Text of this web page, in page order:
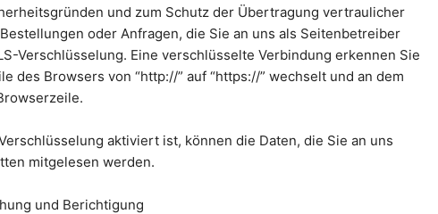
und zum Schutz der Übertragung vertraulicher
oder Anfragen, die Sie an uns als Seitenbetreiber
Verschlüsselung. Eine verschlüsselte Verbindung erkennen Sie
des Browsers von “http://” auf “https://” wechselt und an dem
aktiviert ist, können die Daten, die Sie an uns
mitgelesen werden.
und Berichtigung